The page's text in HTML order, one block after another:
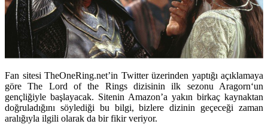
Fan sitesi TheOneRing.net’in Twitter üzerinden yaptığı açıklamaya
göre The Lord of the Rings dizisinin ilk sezonu Aragorn‘un
gençliğiyle başlayacak. Sitenin Amazon’a yakın birkaç kaynaktan
doğruladığını söylediği bu bilgi, bizlere dizinin geçeceği zaman
aralığıyla ilgili olarak da bir fikir veriyor.